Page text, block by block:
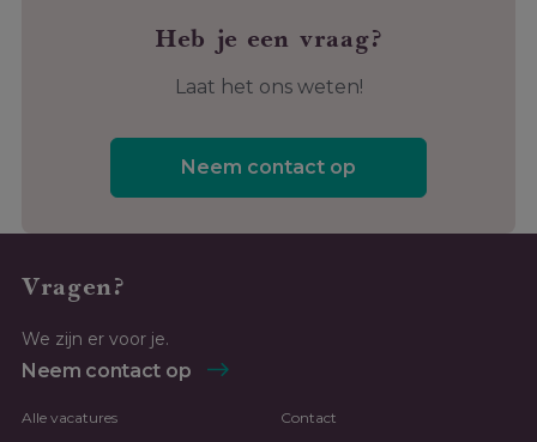
Heb je een vraag?
Laat het ons weten!
Neem contact op
Vragen?
We zijn er voor je.
Neem contact op
Alle vacatures
Contact